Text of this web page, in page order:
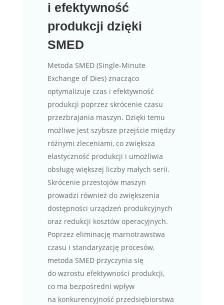
i efektywność
produkcji dzięki
SMED
Metoda SMED (Single-Minute
Exchange of Dies) znacząco
optymalizuje czas i efektywność
produkcji poprzez skrócenie czasu
przezbrajania maszyn. Dzięki temu
możliwe jest szybsze przejście między
różnymi zleceniami, co zwiększa
elastyczność produkcji i umożliwia
obsługę większej liczby małych serii.
Skrócenie przestojów maszyn
prowadzi również do zwiększenia
dostępności urządzeń produkcyjnych
oraz redukcji kosztów operacyjnych.
Poprzez eliminację marnotrawstwa
czasu i standaryzację procesów,
metoda SMED przyczynia się
do wzrostu efektywności produkcji,
co ma bezpośredni wpływ
na konkurencyjność przedsiębiorstwa